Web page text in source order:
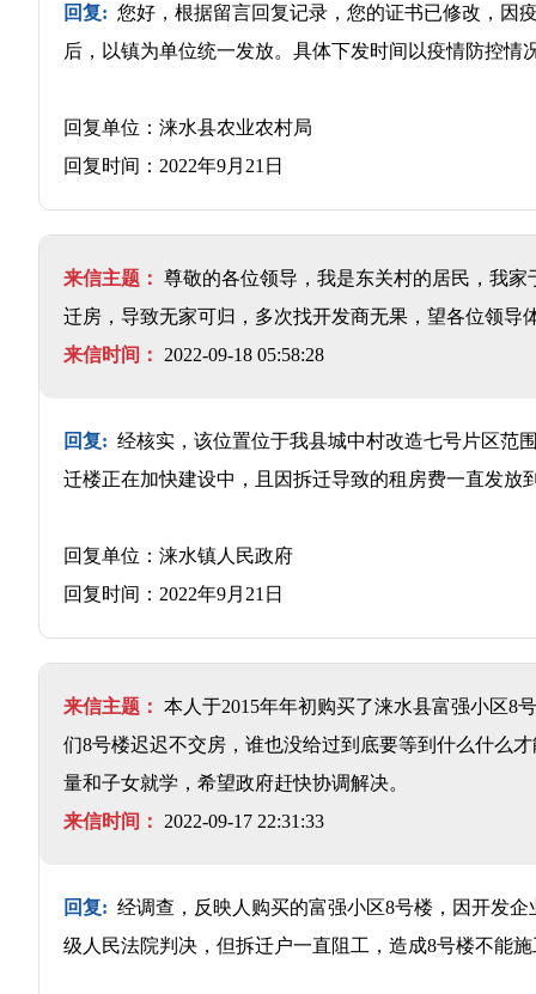
回复: 您好，根据留言回复记录，您的证书已修改，因
后，以镇为单位统一发放。具体下发时间以疫情防控情
回复单位：涞水县农业农村局
回复时间：2022年9月21日
来信主题： 尊敬的各位领导，我是东关村的居民，我
迁房，导致无家可归，多次找开发商无果，望各位领导
来信时间：
2022-09-18 05:58:28
回复: 经核实，该位置位于我县城中村改造七号片区范
迁楼正在加快建设中，且因拆迁导致的租房费一直发
回复单位：涞水镇人民政府
回复时间：2022年9月21日
来信主题： 本人于2015年年初购买了涞水县富强小区8
们8号楼迟迟不交房，谁也没给过到底要等到什么什么
量和子女就学，希望政府赶快协调解决。
来信时间：
2022-09-17 22:31:33
回复: 经调查，反映人购买的富强小区8号楼，因开发
级人民法院判决，但拆迁户一直阻工，造成8号楼不能